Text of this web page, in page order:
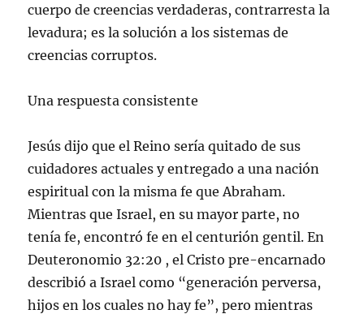
cuerpo de creencias verdaderas, contrarresta la
levadura; es la solución a los sistemas de
creencias corruptos.
Una respuesta consistente
Jesús dijo que el Reino sería quitado de sus
cuidadores actuales y entregado a una nación
espiritual con la misma fe que Abraham.
Mientras que Israel, en su mayor parte, no
tenía fe, encontró fe en el centurión gentil. En
Deuteronomio 32:20 , el Cristo pre-encarnado
describió a Israel como “generación perversa,
hijos en los cuales no hay fe”, pero mientras